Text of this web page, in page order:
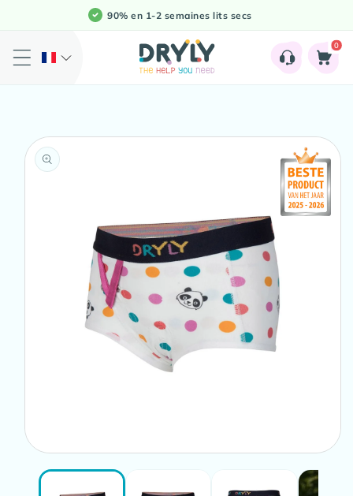
contenu
90% en 1-2 semaines lits secs
Panier
0
artikelen
Passer aux
informations
produits
média